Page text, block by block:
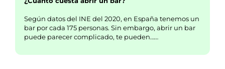
Según datos del INE del 2020, en España tenemos un
bar por cada 175 personas. Sin embargo, abrir un bar
puede parecer complicado, te pueden……